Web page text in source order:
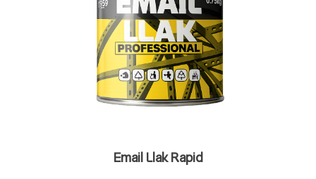
Email Llak Rapid